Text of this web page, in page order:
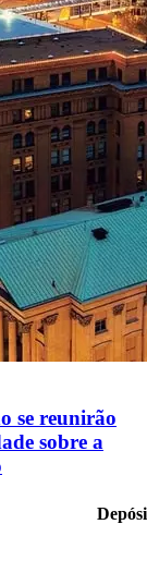
se reunirão
sobre a